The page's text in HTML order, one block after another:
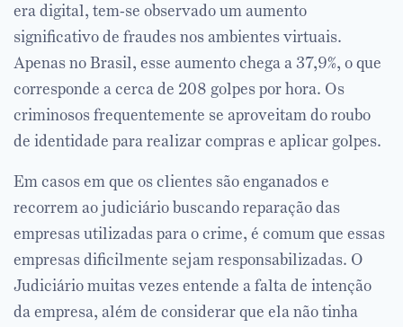
era digital, tem-se observado um aumento
significativo de fraudes nos ambientes virtuais.
Apenas no Brasil, esse aumento chega a 37,9%, o que
corresponde a cerca de 208 golpes por hora. Os
criminosos frequentemente se aproveitam do roubo
de identidade para realizar compras e aplicar golpes.
Em casos em que os clientes são enganados e
recorrem ao judiciário buscando reparação das
empresas utilizadas para o crime, é comum que essas
empresas dificilmente sejam responsabilizadas. O
Judiciário muitas vezes entende a falta de intenção
da empresa, além de considerar que ela não tinha